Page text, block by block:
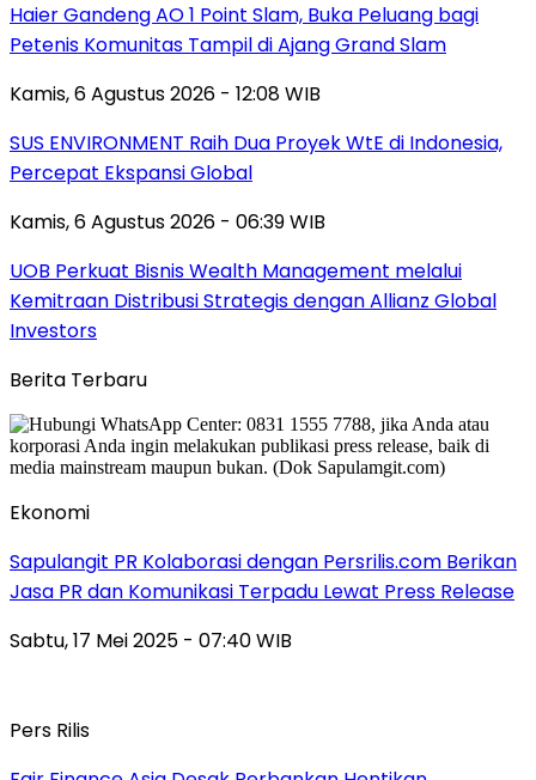
Haier Gandeng AO 1 Point Slam, Buka Peluang bagi
Petenis Komunitas Tampil di Ajang Grand Slam
Kamis, 6 Agustus 2026 - 12:08 WIB
SUS ENVIRONMENT Raih Dua Proyek WtE di Indonesia,
Percepat Ekspansi Global
Kamis, 6 Agustus 2026 - 06:39 WIB
UOB Perkuat Bisnis Wealth Management melalui
Kemitraan Distribusi Strategis dengan Allianz Global
Investors
Berita Terbaru
Ekonomi
Sapulangit PR Kolaborasi dengan Persrilis.com Berikan
Jasa PR dan Komunikasi Terpadu Lewat Press Release
Sabtu, 17 Mei 2025 - 07:40 WIB
Pers Rilis